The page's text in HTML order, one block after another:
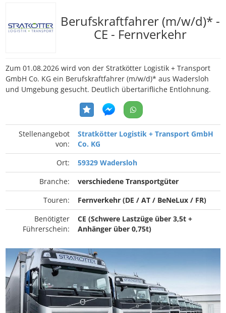
Berufskraftfahrer (m/w/d)* -
CE - Fernverkehr
Zum 01.08.2026 wird von der Stratkötter Logistik + Transport
GmbH Co. KG ein Berufskraftfahrer (m/w/d)* aus Wadersloh
und Umgebung gesucht. Deutlich übertarifliche Entlohnung.
Stellenangebot
von:
Stratkötter Logistik + Transport GmbH
Co. KG
Ort:
59329 Wadersloh
Branche:
verschiedene Transportgüter
Touren:
Fernverkehr (DE / AT / BeNeLux / FR)
Benötigter
Führerschein:
CE (Schwere Lastzüge über 3,5t +
Anhänger über 0,75t)